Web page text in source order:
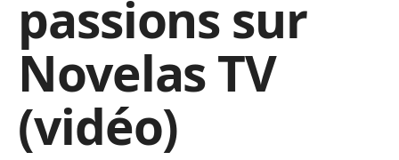
passions sur
Novelas TV
(vidéo)